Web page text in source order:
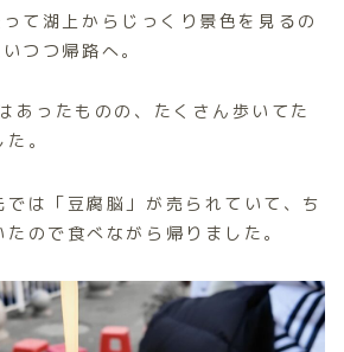
て湖上からじっくり景色を見るの
つつ帰路へ。
あったものの、たくさん歩いてた
。
は「豆腐脳」が売られていて、ち
ので食べながら帰りました。